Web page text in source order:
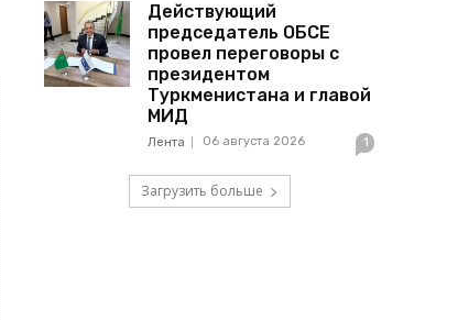
Действующий
председатель ОБСЕ
провел переговоры с
президентом
Туркменистана и главой
МИД
Лента 06 августа 2026 1
Загрузить больше